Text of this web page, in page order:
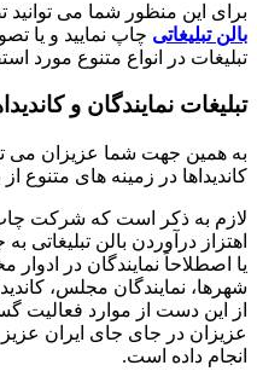
برای این منظور شما می
بالن تبلیغاتی چاپ نمایید و یا
تبلیغات در انواع متنوع مورد
تبلیغات نمایندگان و
به همین جهت شما عزیزان می
کاندیداها در زمینه های متنوع از
لازم به ذکر است که شرکت چاپ
اهتزاز درآوردن بالن
یا اصطلاحاً نمایندگان در
شهرها، نمایندگان مجلس،
از این دست از موارد فعالیت
عزیزان در جای جای ایران
انجام داده است.